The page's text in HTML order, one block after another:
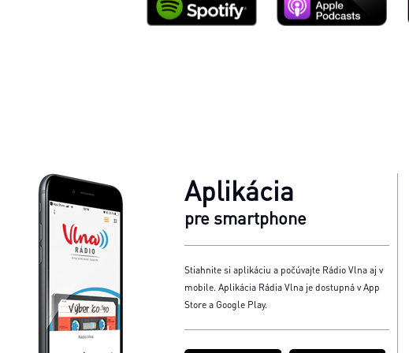
Aplikácia
pre smartphone
Stiahnite si aplikáciu a počúvajte Rádio Vlna aj v
mobile. Aplikácia Rádia Vlna je dostupná v App
Store a Google Play.